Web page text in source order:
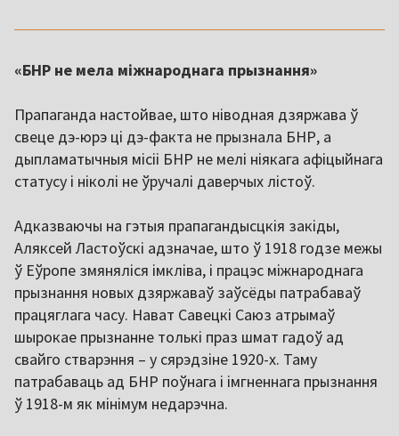
«БНР не мела міжнароднага прызнання»
Прапаганда настойвае, што ніводная дзяржава ў
свеце дэ-юрэ ці дэ-факта не прызнала БНР, а
дыпламатычныя місіі БНР не мелі ніякага афіцыйнага
статусу і ніколі не ўручалі даверчых лістоў.
Адказваючы на гэтыя прапагандысцкія закіды,
Аляксей Ластоўскі адзначае, што ў 1918 годзе межы
ў Еўропе змяняліся імкліва, і працэс міжнароднага
прызнання новых дзяржаваў заўсёды патрабаваў
працяглага часу. Нават Савецкі Саюз атрымаў
шырокае прызнанне толькі праз шмат гадоў ад
свайго стварэння – у сярэдзіне 1920-х. Таму
патрабаваць ад БНР поўнага і імгненнага прызнання
ў 1918-м як мінімум недарэчна.